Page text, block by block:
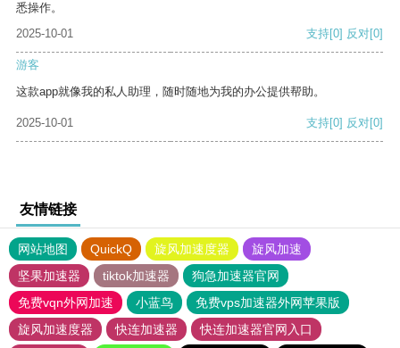
悉操作。
2025-10-01
支持[0] 反对[0]
游客
这款app就像我的私人助理，随时随地为我的办公提供帮助。
2025-10-01 支持[0] 反对[0]
友情链接
网站地图 QuickQ 旋风加速度器
旋风加速
坚果加速器
tiktok加速器
狗急加速器官网
免费vqn外网加速
小蓝鸟
免费vps加速器外网苹果版
旋风加速度器
快连加速器
快连加速器官网入口